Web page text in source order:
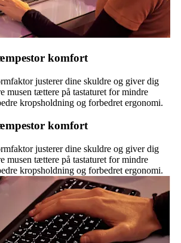
komfort
justerer dine skuldre og giver dig
musen tættere på tastaturet for mindre
kropsholdning og forbedret ergonomi.
komfort
justerer dine skuldre og giver dig
musen tættere på tastaturet for mindre
kropsholdning og forbedret ergonomi.